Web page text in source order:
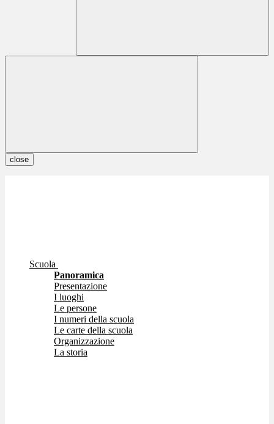
close
Scuola
Panoramica
Presentazione
I luoghi
Le persone
I numeri della scuola
Le carte della scuola
Organizzazione
La storia